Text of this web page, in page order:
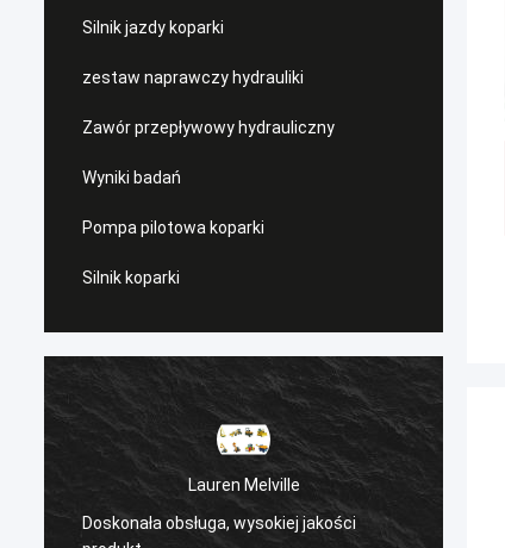
Silnik jazdy koparki
zestaw naprawczy hydrauliki
Zawór przepływowy hydrauliczny
Wyniki badań
Pompa pilotowa koparki
Silnik koparki
Sanёк Нижегородский
/Serwis zarządzający, szybki ruch.